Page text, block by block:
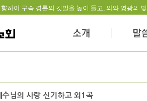
하여 구속 경륜의 깃발을 높이 들고, 의와 영광의
수님의 사랑 신기하고 외1곡